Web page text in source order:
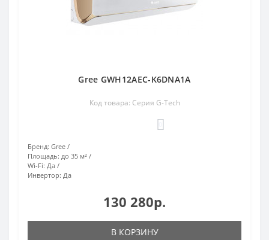
Gree GWH12AEC-K6DNA1A
Код товара: Серия G-Tech
Бренд: Gree
Площадь: до 35 м²
Wi-Fi: Да
Инвертор: Да
130 280р.
В КОРЗИНУ